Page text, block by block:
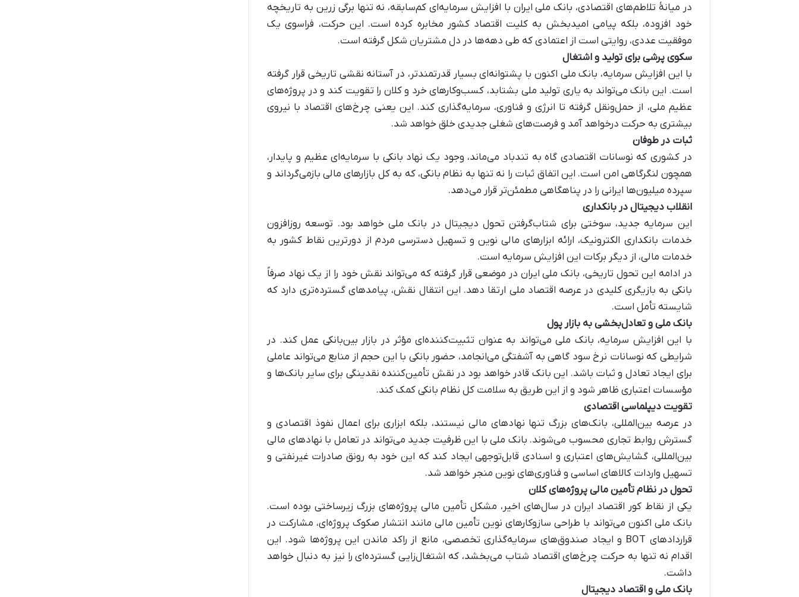
در میانۀ تلاطم‌های اقتصادی، بانک ملی ایران با افزایش سرمایه‌ای کم‌سابقه، نه تنها برگی زرین به تاریخچه
خود افزوده، بلکه پیامی امیدبخش به کلیت اقتصاد کشور مخابره کرده است. این حرکت، فراسوی یک
موفقیت عددی، روایتی است از اعتمادی که طی دهه‌ها در دل مشتریان شکل گرفته است.
سکوی پرشی برای تولید و اشتغال
با این افزایش سرمایه، بانک ملی اکنون با پشتوانه‌ای بسیار قدرتمندتر، در آستانه نقشی تاریخی قرار گرفته
است. این بانک می‌تواند به یاری تولید ملی بشتابد، کسب‌وکارهای خرد و کلان را تقویت کند و در پروژه‌های
عظیم ملی، از حمل‌ونقل گرفته تا انرژی و فناوری، سرمایه‌گذاری کند. این یعنی چرخ‌های اقتصاد با نیروی
بیشتری به حرکت درخواهد آمد و فرصت‌های شغلی جدیدی خلق خواهد شد.
ثبات در طوفان
در کشوری که نوسانات اقتصادی گاه به تندباد می‌ماند، وجود یک نهاد بانکی با سرمایه‌ای عظیم و پایدار،
همچون لنگرگاهی امن است. این اتفاق ثبات را نه تنها به نظام بانکی، که به کل بازارهای مالی بازمی‌گرداند و
سپرده میلیون‌ها ایرانی را در پناهگاهی مطمئن‌تر قرار می‌دهد.
انقلاب دیجیتال در بانکداری
این سرمایه جدید، سوختی برای شتاب‌گرفتن تحول دیجیتال در بانک ملی خواهد بود. توسعه روزافزون
خدمات بانکداری الکترونیک، ارائه ابزارهای مالی نوین و تسهیل دسترسی مردم از دورترین نقاط کشور به
خدمات مالی، از دیگر برکات این افزایش سرمایه است.
در ادامه این تحول تاریخی، بانک ملی ایران در موضعی قرار گرفته که می‌تواند نقش خود را از یک نهاد صرفاً
بانکی به بازیگری کلیدی در عرصه اقتصاد ملی ارتقا دهد. این انتقال نقش، پیامدهای گسترده‌تری دارد که
شایسته تأمل است.
بانک ملی و تعادل‌بخشی به بازار پول
با این افزایش سرمایه، بانک ملی می‌تواند به عنوان تثبیت‌کننده‌ای مؤثر در بازار بین‌بانکی عمل کند. در
شرایطی که نوسانات نرخ سود گاهی به آشفتگی می‌انجامد، حضور بانکی با این حجم از منابع می‌تواند عاملی
برای ایجاد تعادل و ثبات باشد. این بانک قادر خواهد بود در نقش تأمین‌کننده نقدینگی برای سایر بانک‌ها و
مؤسسات اعتباری ظاهر شود و از این طریق به سلامت کل نظام بانکی کمک کند.
تقویت دیپلماسی اقتصادی
در عرصه بین‌المللی، بانک‌های بزرگ تنها نهادهای مالی نیستند، بلکه ابزاری برای اعمال نفوذ اقتصادی و
گسترش روابط تجاری محسوب می‌شوند. بانک ملی با این ظرفیت جدید می‌تواند در تعامل با نهادهای مالی
بین‌المللی، گشایش‌های اعتباری و اسنادی قابل‌توجهی ایجاد کند که این خود به رونق صادرات غیرنفتی و
تسهیل واردات کالاهای اساسی و فناوری‌های نوین منجر خواهد شد.
تحول در نظام تأمین مالی پروژه‌های کلان
یکی از نقاط کور اقتصاد ایران در سال‌های اخیر، مشکل تأمین مالی پروژه‌های بزرگ زیرساختی بوده است.
بانک ملی اکنون می‌تواند با طراحی سازوکارهای نوین تأمین مالی مانند انتشار صکوک پروژه‌ای، مشارکت در
قراردادهای BOT و ایجاد صندوق‌های سرمایه‌گذاری تخصصی، مانع از راکد ماندن این پروژه‌ها شود. این
اقدام نه تنها به حرکت چرخ‌های اقتصاد شتاب می‌بخشد، که اشتغال‌زایی گسترده‌ای را نیز به دنبال خواهد
داشت.
بانک ملی و اقتصاد دیجیتال